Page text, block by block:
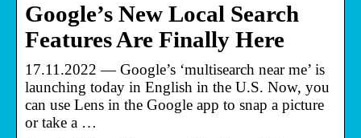
Google’s New Local Search
Features Are Finally Here
17.11.2022 — Google’s ‘multisearch near me’ is
launching today in English in the U.S. Now, you
can use Lens in the Google app to snap a picture
or take a …